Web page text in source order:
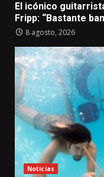
El icónico
Fripp: “Bastante
8 agosto, 2026
Noticias